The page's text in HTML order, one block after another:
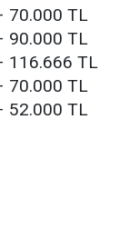
70.000 TL
90.000 TL
116.666 TL
70.000 TL
52.000 TL